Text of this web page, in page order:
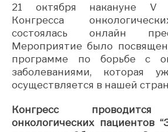
21 октября накануне V
Конгресса
состоялась онлайн
Мероприятие было
программе по борьбе с
заболеваниями, которая
осуществляется в нашей
Конгресс проводится
онкологических пациентов